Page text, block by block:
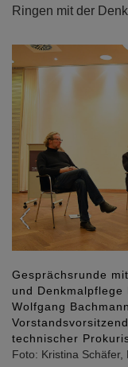
Ringen mit der
Gesprächsrunde
und
Wolfgang
technischer
Foto: Kristina Schäfer,
Previous